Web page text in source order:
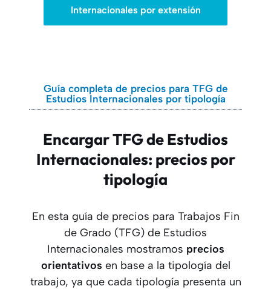
Internacionales por extensión
Guía completa de precios para TFG de
Estudios Internacionales por tipología
Encargar TFG de Estudios
Internacionales: precios por
tipología
En esta guía de precios para Trabajos Fin
de Grado (TFG) de Estudios
Internacionales mostramos precios
orientativos en base a la tipología del
trabajo, ya que cada tipología presenta un